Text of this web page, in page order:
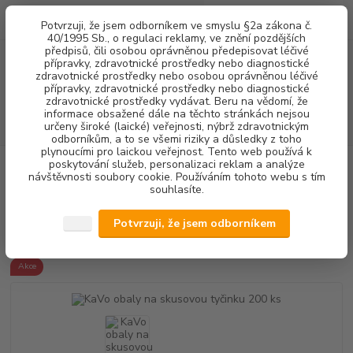
Potvrzuji, že jsem odborníkem ve smyslu §2a zákona č.
40/1995 Sb., o regulaci reklamy, ve znění pozdějších
předpisů, čili osobou oprávněnou předepisovat léčivé
přípravky, zdravotnické prostředky nebo diagnostické
zdravotnické prostředky nebo osobou oprávněnou léčivé
přípravky, zdravotnické prostředky nebo diagnostické
zdravotnické prostředky vydávat. Beru na vědomí, že
informace obsažené dále na těchto stránkách nejsou
určeny široké (laické) veřejnosti, nýbrž zdravotnickým
odborníkům, a to se všemi riziky a důsledky z toho
plynoucími pro laickou veřejnost. Tento web používá k
poskytování služeb, personalizaci reklam a analýze
návštěvnosti soubory cookie. Používáním tohoto webu s tím
souhlasíte.
Potvrzuji, že jsem odborníkem
Menu
CZK
Hledat
(Po-Pá, 8-16 hod.)
za0,00 Kč
RENTGENOLOGIE OCHRANNÉ OBALY
KaVo obaly na
skusovou tyčinku 200 ks
KaVo obaly na skusovou tyčinku
200 ks
Akce